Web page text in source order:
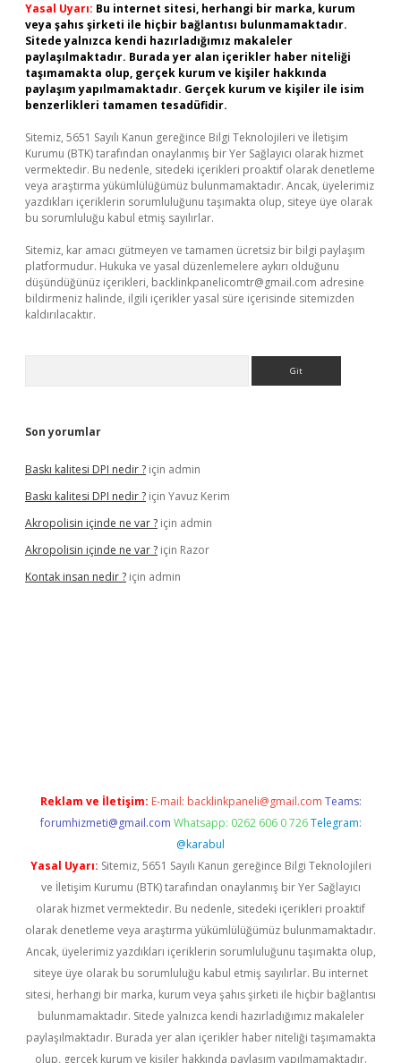
Yasal Uyarı: Bu internet sitesi, herhangi bir marka, kurum
veya şahıs şirketi ile hiçbir bağlantısı bulunmamaktadır.
Sitede yalnızca kendi hazırladığımız makaleler
paylaşılmaktadır. Burada yer alan içerikler haber niteliği
taşımamakta olup, gerçek kurum ve kişiler hakkında
paylaşım yapılmamaktadır. Gerçek kurum ve kişiler ile isim
benzerlikleri tamamen tesadüfidir.
Sitemiz, 5651 Sayılı Kanun gereğince Bilgi Teknolojileri ve İletişim
Kurumu (BTK) tarafından onaylanmış bir Yer Sağlayıcı olarak hizmet
vermektedir. Bu nedenle, sitedeki içerikleri proaktif olarak denetleme
veya araştırma yükümlülüğümüz bulunmamaktadır. Ancak, üyelerimiz
yazdıkları içeriklerin sorumluluğunu taşımakta olup, siteye üye olarak
bu sorumluluğu kabul etmiş sayılırlar.
Sitemiz, kar amacı gütmeyen ve tamamen ücretsiz bir bilgi paylaşım
platformudur. Hukuka ve yasal düzenlemelere aykırı olduğunu
düşündüğünüz içerikleri, backlinkpanelicomtr@gmail.com adresine
bildirmeniz halinde, ilgili içerikler yasal süre içerisinde sitemizden
kaldırılacaktır.
Son yorumlar
Baskı kalitesi DPI nedir ? için admin
Baskı kalitesi DPI nedir ? için Yavuz Kerim
Akropolisin içinde ne var ? için admin
Akropolisin içinde ne var ? için Razor
Kontak insan nedir ? için admin
Reklam ve İletişim: E-mail: backlinkpaneli@gmail.com Teams:
forumhizmeti@gmail.com Whatsapp: 0262 606 0 726 Telegram:
@karabul
Yasal Uyarı: Sitemiz, 5651 Sayılı Kanun gereğince Bilgi Teknolojileri
ve İletişim Kurumu (BTK) tarafından onaylanmış bir Yer Sağlayıcı
olarak hizmet vermektedir. Bu nedenle, sitedeki içerikleri proaktif
olarak denetleme veya araştırma yükümlülüğümüz bulunmamaktadır.
Ancak, üyelerimiz yazdıkları içeriklerin sorumluluğunu taşımakta olup,
siteye üye olarak bu sorumluluğu kabul etmiş sayılırlar. Bu internet
sitesi, herhangi bir marka, kurum veya şahıs şirketi ile hiçbir bağlantısı
bulunmamaktadır. Sitede yalnızca kendi hazırladığımız makaleler
paylaşılmaktadır. Burada yer alan içerikler haber niteliği taşımamakta
olup, gerçek kurum ve kişiler hakkında paylaşım yapılmamaktadır.